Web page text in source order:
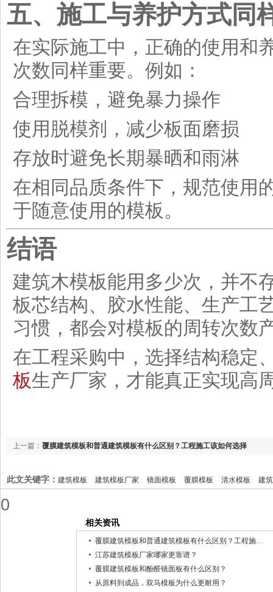
五、施工与养护方式同
在实际施工中，正确的使用和
次数同样重要。例如：
合理拆模，避免暴力操作
使用脱模剂，减少板面磨损
存放时避免长期暴晒和雨淋
在相同品质条件下，规范使用
于随意使用的模板。
结语
建筑木模板能用多少次，并不
板芯结构、胶水性能、生产工
习惯，都会对模板的周转次数
在工程采购中，选择结构稳定
板生产厂家，才能真正实现高
上一篇： 覆膜建筑模板和普通建筑模板有什么区别？工程施工该如何选择
此文关键字： 建筑模板 建筑模板厂家 镜面模板 覆膜模板 清水模板 建
0
相关资讯
覆膜建筑模板和普通建筑模板有什么区别？工程施工该如何选择
江苏建筑模板厂家哪家更靠谱？
覆膜建筑模板和酚醛镜面板有什么区别？
从原料到成品，双马模板为什么更耐用？